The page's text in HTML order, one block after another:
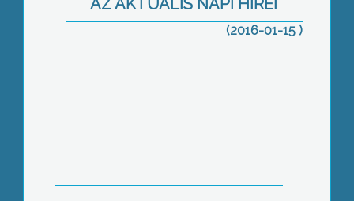
AZ AKTUÁLIS NAPI HÍREI
(2016-01-15 )